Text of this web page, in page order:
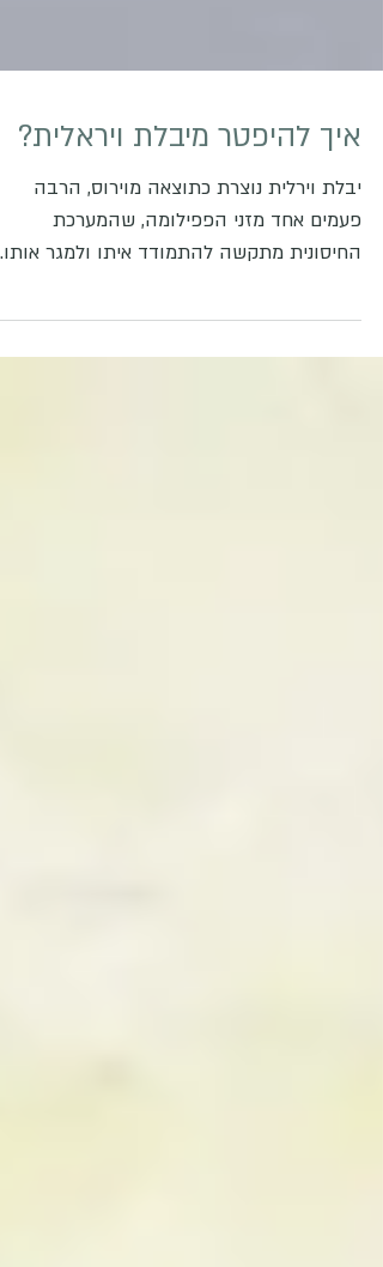
איך להיפטר מיבלת ויראלית?
יבלת וירלית נוצרת כתוצאה מוירוס, הרבה
החיסונית מתקשה להתמודד איתו ולמגר אותו.
היבלת יכולה להופיע...